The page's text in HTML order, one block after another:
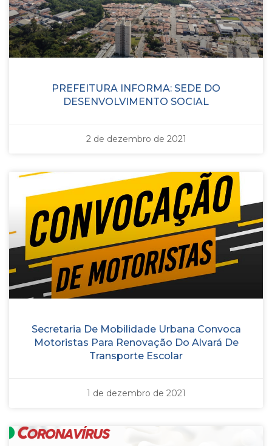
PREFEITURA INFORMA: SEDE DO
DESENVOLVIMENTO SOCIAL
2 de dezembro de 2021
Secretaria De Mobilidade Urbana Convoca
Motoristas Para Renovação Do Alvará De
Transporte Escolar
1 de dezembro de 2021